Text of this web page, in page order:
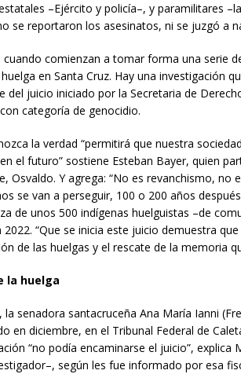
–Ejército y policía–, y paramilitares
se reportaron los asesinatos, ni se juzgó a
cuando comienzan a tomar forma una serie
en Santa Cruz. Hay una investigación
del juicio iniciado por la Secretaria de
categoría de genocidio.
la verdad “permitirá que nuestra
el futuro” sostiene Esteban Bayer, quien
Osvaldo. Y agrega: “No es revanchismo, no
se van a perseguir, 100 o 200 años
de unos 500 indígenas huelguistas –de
2022. “Que se inicia este juicio demuestra
de las huelgas y el rescate de la memoria
la huelga
la senadora santacruceña Ana María Ianni
en diciembre, en el Tribunal Federal de
“no podía encaminarse el juicio”, explica
según les fue informado por esa